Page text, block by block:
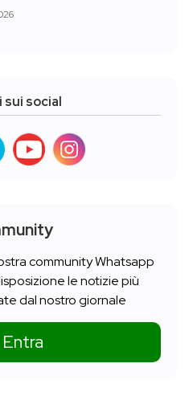
sui social
community Whatsapp
le notizie più
dal nostro giornale